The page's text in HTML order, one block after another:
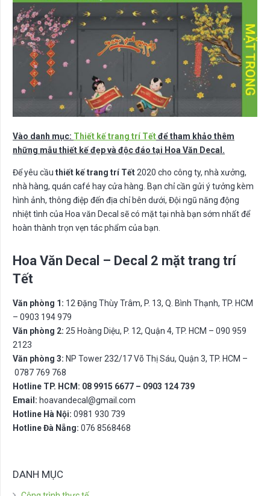
Vào danh mục: Thiết kế trang trí Tếtđể tham khảo thêm
những mẫu thiết kế đẹp và độc đáo tại Hoa Văn Decal.
Để yêu cầu thiết kế trang trí Tết 2020 cho công ty, nhà xưởng,
nhà hàng, quán café hay cửa hàng. Bạn chỉ cần gửi ý tưởng kèm
hình ảnh, thông điệp đến địa chỉ bên dưới, Đội ngũ năng động
nhiệt tình của Hoa văn Decal sẽ có mặt tại nhà bạn sớm nhất để
hoàn thành trọn vẹn tác phẩm của bạn.
Hoa Văn Decal – Decal 2 mặt trang trí
Tết
Văn phòng 1: 12 Đặng Thùy Trâm, P. 13, Q. Bình Thạnh, TP. HCM
– 0903 194 979
Văn phòng 2: 25 Hoàng Diệu, P. 12, Quận 4, TP. HCM – 090 959
2123
Văn phòng 3: NP Tower 232/17 Võ Thị Sáu, Quận 3, TP. HCM –
0787 769 768
Hotline TP. HCM: 08 9915 6677 – 0903 124 739
Email: hoavandecal@gmail.com
Hotline Hà Nội: 0981 930 739
Hotline Đà Nẵng: 076 8568468
DANH MỤC